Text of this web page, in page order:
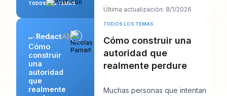
TODOS LOS TEMAS
LinkedIn, con una llamada con
Última actualización: 8/1/2026
Cómo
construir
una
autoridad
que
realmente
TODOS LOS TEMAS
Cómo construir una
autoridad que
realmente perdure
Muchas personas que intentan